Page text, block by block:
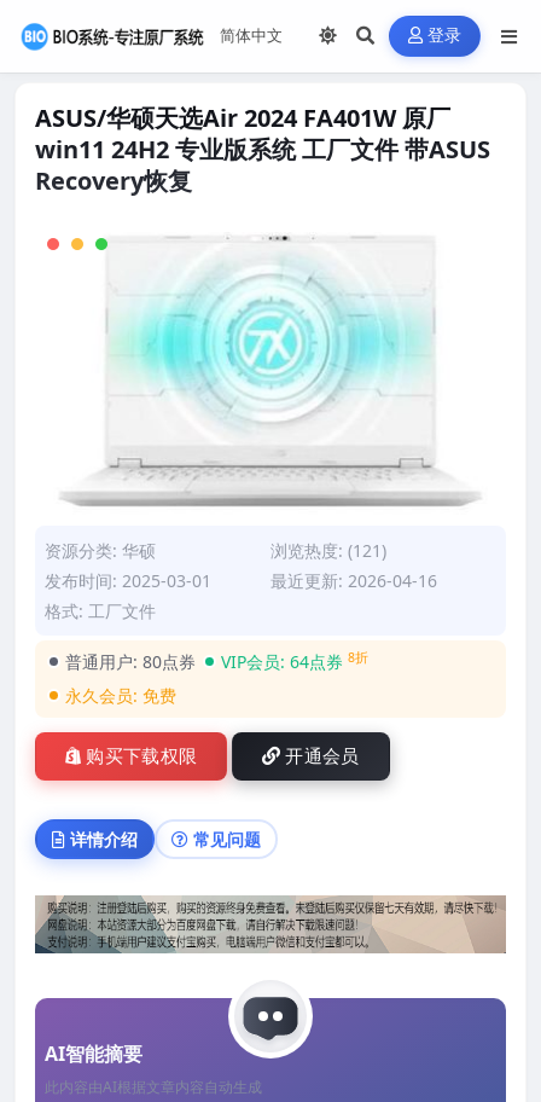
登录
ASUS/华硕天选Air 2024 FA401W 原厂
win11 24H2 专业版系统 工厂文件 带ASUS
Recovery恢复
资源分类: 华硕
浏览热度: (121)
发布时间: 2025-03-01
最近更新: 2026-04-16
格式: 工厂文件
普通用户: 80点券 VIP会员: 64点券 8折
永久会员: 免费
购买下载权限 开通会员
详情介绍 常见问题
AI智能摘要
此内容由AI根据文章内容自动生成